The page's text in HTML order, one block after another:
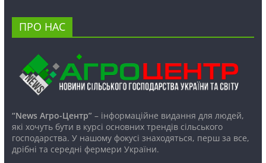
ПРО НАС
“News Агро-Центр”– інформаційне видання для людей,
які хочуть бути в курсі основних трендів сільського
господарства. У нашому фокусі знаходяться, перш за все,
дрібні та середні фермери України.